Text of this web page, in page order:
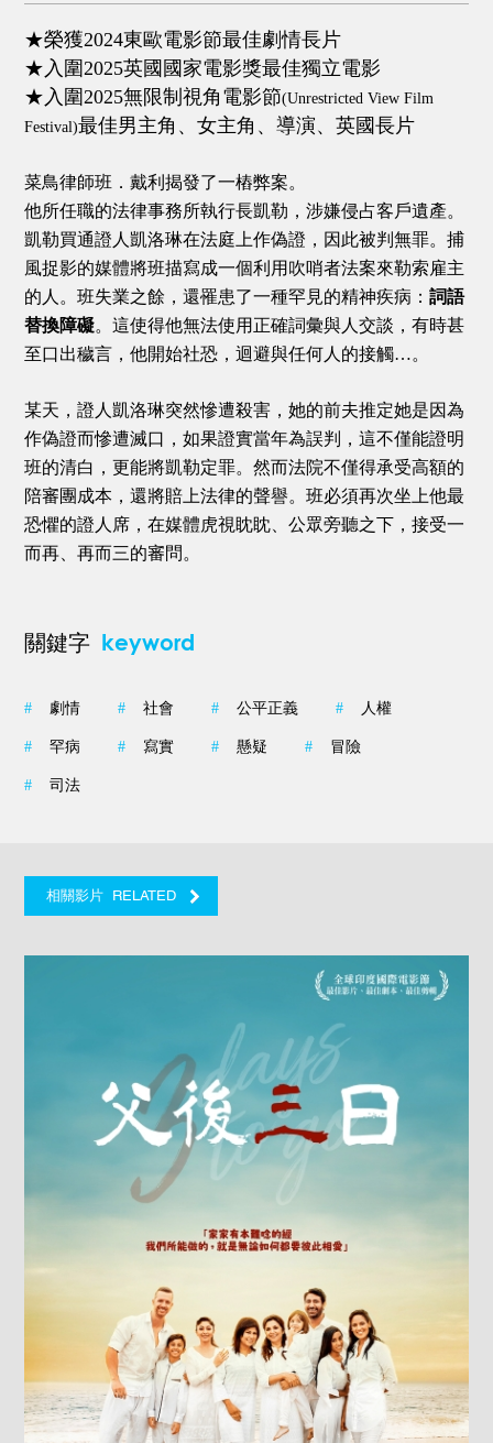
★榮獲2024東歐電影節最佳劇情長片
★入圍2025英國國家電影獎最佳獨立電影
★入圍2025無限制視角電影節(Unrestricted View Film
Festival)最佳男主角、女主角、導演、英國長片
菜鳥律師班．戴利揭發了一樁弊案。
他所任職的法律事務所執行長凱勒，涉嫌侵占客戶遺產。
凱勒買通證人凱洛琳在法庭上作偽證，因此被判無罪。捕
風捉影的媒體將班描寫成一個利用吹哨者法案來勒索雇主
的人。班失業之餘，還罹患了一種罕見的精神疾病：詞語
替換障礙。這使得他無法使用正確詞彙與人交談，有時甚
至口出穢言，他開始社恐，迴避與任何人的接觸…。
某天，證人凱洛琳突然慘遭殺害，她的前夫推定她是因為
作偽證而慘遭滅口，如果證實當年為誤判，這不僅能證明
班的清白，更能將凱勒定罪。然而法院不僅得承受高額的
陪審團成本，還將賠上法律的聲譽。班必須再次坐上他最
恐懼的證人席，在媒體虎視眈眈、公眾旁聽之下，接受一
而再、再而三的審問。
關鍵字 keyword
# 劇情 # 社會 # 公平正義 # 人權
# 罕病 # 寫實 # 懸疑 # 冒險
# 司法
相關影片 RELATED